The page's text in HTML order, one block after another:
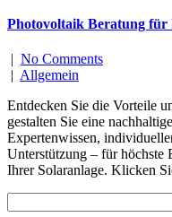
Photovoltaik Beratung für
| No Comments
| Allgemein
Entdecken Sie die Vorteile
gestalten Sie eine
Expertenwissen,
Unterstützung – für höchste
Ihrer Solaranlage. Klicken